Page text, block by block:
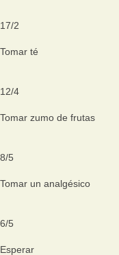
17/2
Tomar té
12/4
Tomar zumo de frutas
8/5
Tomar un analgésico
6/5
Esperar